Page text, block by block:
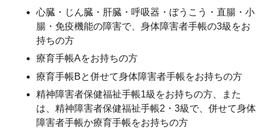
心臓・じん臓・肝臓・呼吸器・ぼうこう・直腸・小
腸・免疫機能の障害で、身体障害者手帳の3級をお
持ちの方
療育手帳Aをお持ちの方
療育手帳Bと併せて身体障害者手帳をお持ちの方
精神障害者保健福祉手帳1級をお持ちの方、また
は、精神障害者保健福祉手帳2・3級で、併せて身体
障害者手帳か療育手帳をお持ちの方